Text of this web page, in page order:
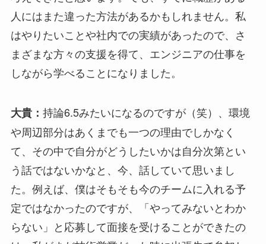
人にはまた違った方法があるかもしれません。私
はやりたいことや社内での実績があったので、さ
まざまな方々の支援を得て、エンジニアの仕事を
しながら学べることになりました。
大貴： 持論6.5みたいになるのですが（笑）、環境
や周辺部分はあくまでも一つの理由でしかなく
て、その中で自分がどうしたいかは自分次第とい
う話ではないかなと、今、話していて思いまし
た。例えば、僕はそもそも今のチームに入れる予
定ではなかったのですが、「やってみないとわか
らない」と応募して面接を受けることができたの